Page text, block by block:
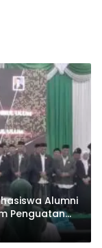
Alumni
Penguatan